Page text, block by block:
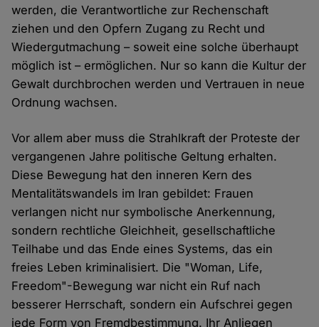
werden, die Verantwortliche zur Rechenschaft
ziehen und den Opfern Zugang zu Recht und
Wiedergutmachung – soweit eine solche überhaupt
möglich ist – ermöglichen. Nur so kann die Kultur der
Gewalt durchbrochen werden und Vertrauen in neue
Ordnung wachsen.
Vor allem aber muss die Strahlkraft der Proteste der
vergangenen Jahre politische Geltung erhalten.
Diese Bewegung hat den inneren Kern des
Mentalitätswandels im Iran gebildet: Frauen
verlangen nicht nur symbolische Anerkennung,
sondern rechtliche Gleichheit, gesellschaftliche
Teilhabe und das Ende eines Systems, das ein
freies Leben kriminalisiert. Die "Woman, Life,
Freedom"-Bewegung war nicht ein Ruf nach
besserer Herrschaft, sondern ein Aufschrei gegen
jede Form von Fremdbestimmung. Ihr Anliegen